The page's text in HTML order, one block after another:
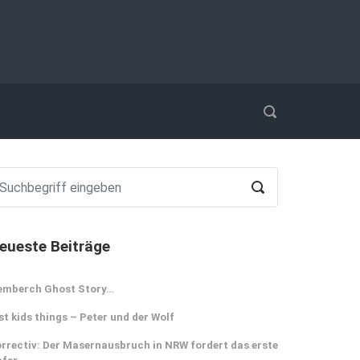
Beiträge
Ghost Story…
kids things – Peter und der Wolf
Der Masernausbruch in NRW fordert das erste